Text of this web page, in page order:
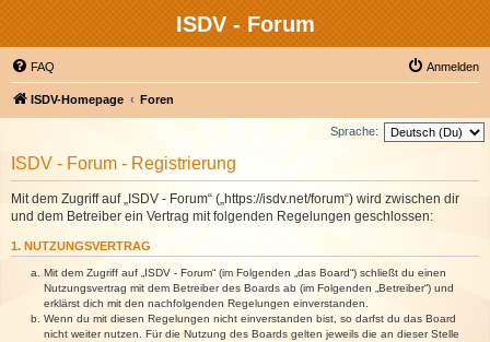
ISDV - Forum
FAQ Anmelden
ISDV-Homepage Foren
Sprache:
ISDV - Forum - Registrierung
Mit dem Zugriff auf „ISDV - Forum“ („https://isdv.net/forum“) wird zwischen dir
und dem Betreiber ein Vertrag mit folgenden Regelungen geschlossen:
1. NUTZUNGSVERTRAG
Mit dem Zugriff auf „ISDV - Forum“ (im Folgenden „das Board“) schließt du einen
Nutzungsvertrag mit dem Betreiber des Boards ab (im Folgenden „Betreiber“) und
erklärst dich mit den nachfolgenden Regelungen einverstanden.
Wenn du mit diesen Regelungen nicht einverstanden bist, so darfst du das Board
nicht weiter nutzen. Für die Nutzung des Boards gelten jeweils die an dieser Stelle